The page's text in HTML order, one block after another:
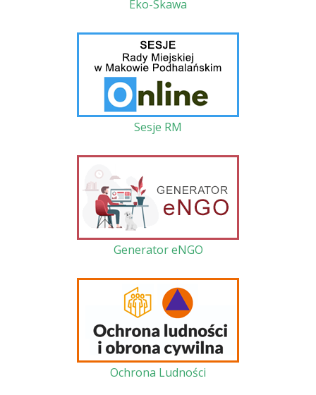
Eko-Skawa
Sesje RM
Generator eNGO
Ochrona Ludności